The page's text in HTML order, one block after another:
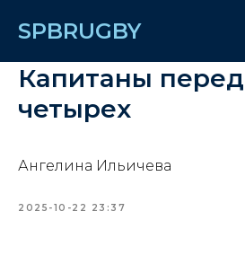
SPBRUGBY
Капитаны
четырех
Ангелина Ильичева
2025-10-22 23:37